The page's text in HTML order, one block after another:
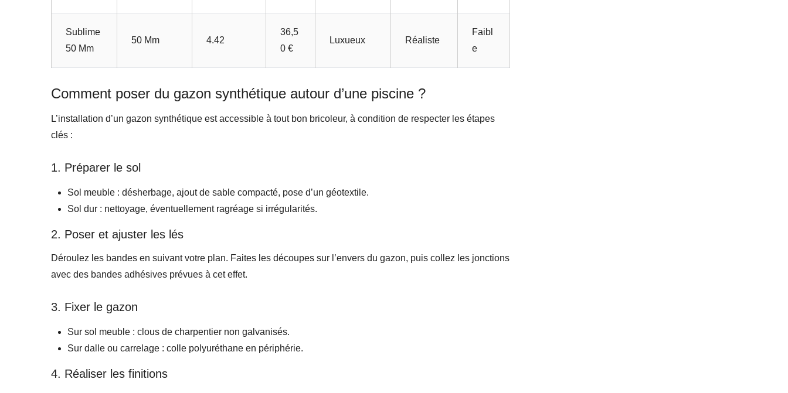
Sublime
50 Mm
50 Mm 4.42
36,5
0 €
Luxueux Réaliste
Faibl
E
Comment poser du gazon synthétique autour d’une piscine ?
L’installation d’un gazon synthétique est accessible à tout bon bricoleur, à condition de respecter les étapes
clés :
1. Préparer le sol
Sol meuble : désherbage, ajout de sable compacté, pose d’un géotextile.
Sol dur : nettoyage, éventuellement ragréage si irrégularités.
2. Poser et ajuster les lés
Déroulez les bandes en suivant votre plan. Faites les découpes sur l’envers du gazon, puis collez les jonctions
avec des bandes adhésives prévues à cet effet.
3. Fixer le gazon
Sur sol meuble : clous de charpentier non galvanisés.
Sur dalle ou carrelage : colle polyuréthane en périphérie.
4. Réaliser les finitions